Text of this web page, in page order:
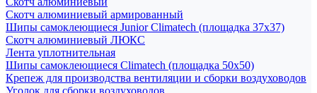
Скотч алюминиевый армированный
Шипы самоклеющиеся Junior Climatech (площадка 37х37)
Скотч алюминиевый ЛЮКС
Лента уплотнительная
Шипы самоклеющиеся Climatech (площадка 50х50)
Крепеж для производства вентиляции и сборки воздуховодов
Уголок для сборки воздуховодов